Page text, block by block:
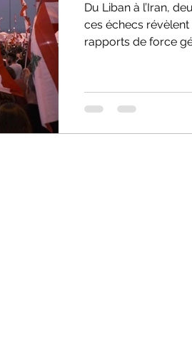
Du Liban à l’Iran,
ces échecs
rapports de force